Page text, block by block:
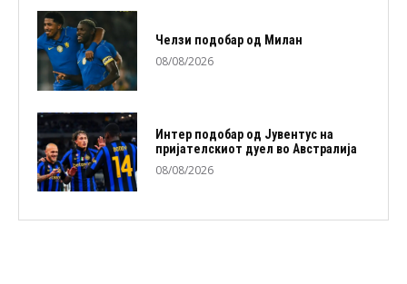
Челзи подобaр од Милан
08/08/2026
Интер подобар од Јувентус на
пријателскиот дуел во Австралија
08/08/2026